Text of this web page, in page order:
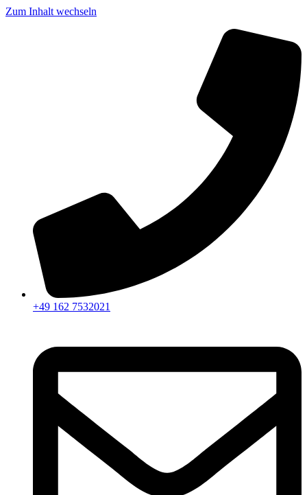
Zum Inhalt wechseln
+49 162 7532021